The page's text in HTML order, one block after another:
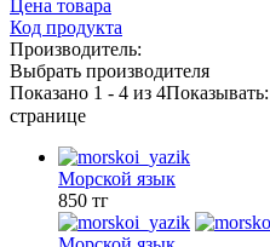
Цена товара
Код продукта
Производитель:
Выбрать производителя
Показано 1 - 4 из 4Показывать:
странице
Морской язык
850 тг